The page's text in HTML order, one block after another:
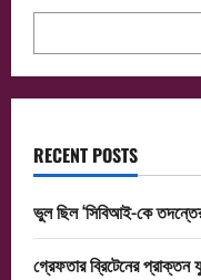
RECENT POSTS
ভুল ছিল ‘সিবিআই-কে
গ্রেফতার ব্রিটেনের প্রাক্তন